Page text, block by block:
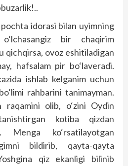
pochta idorasi bilan uyimning
bir chaqirim
qichqirsa, ovoz eshitiladigan
hafsalam pir bo‘laveradi.
ishlab kelganim uchun
rahbarini tanimayman.
raqamini olib, o‘zini Oydin
kotiba qizdan
Menga ko‘rsatilayotgan
bildirib, qayta-qayta
qiz ekanligi bilinib